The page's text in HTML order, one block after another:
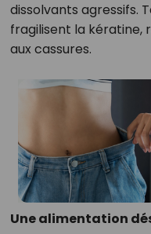
dissolvants agressifs.
fragilisent la kératine,
aux cassures.
Une alimentation